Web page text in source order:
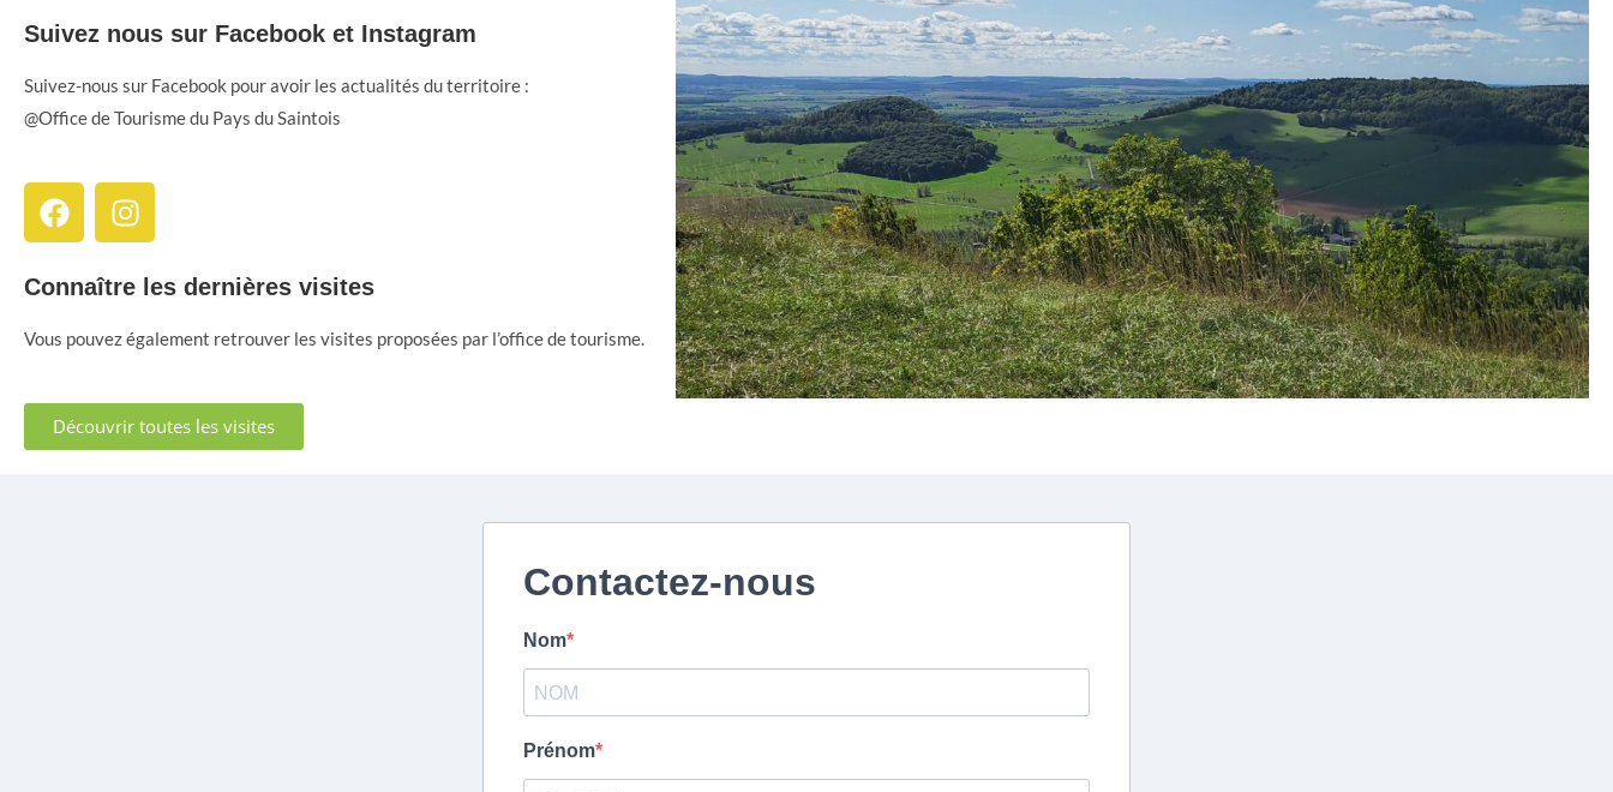
Suivez nous sur Facebook et Instagram
Suivez-nous sur Facebook pour avoir les actualités du territoire :
@Office de Tourisme du Pays du Saintois
Connaître les dernières visites
Vous pouvez également retrouver les visites proposées par l’office de tourisme.
Découvrir toutes les visites